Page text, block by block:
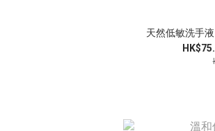
天然低敏洗手